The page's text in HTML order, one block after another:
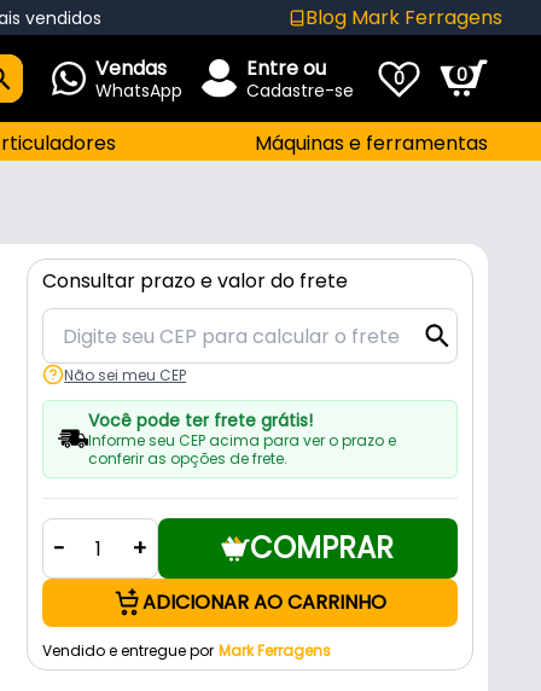
vendidos Blog Mark Ferragens
Vendas
WhatsApp
Entre ou
Cadastre-se 0 0
Máquinas e ferramentas
Consultar prazo e valor do frete
Não sei meu CEP
Você pode ter frete grátis!
Informe seu CEP acima para ver o prazo e
conferir as opções de frete.
- + COMPRAR
ADICIONAR AO CARRINHO
Vendido e entregue por Mark Ferragens